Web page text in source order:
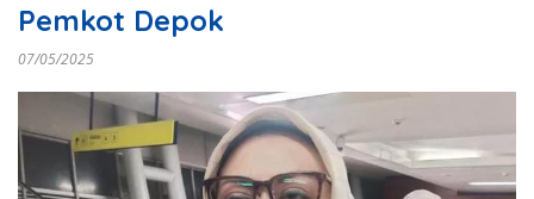
Pemkot Depok
07/05/2025